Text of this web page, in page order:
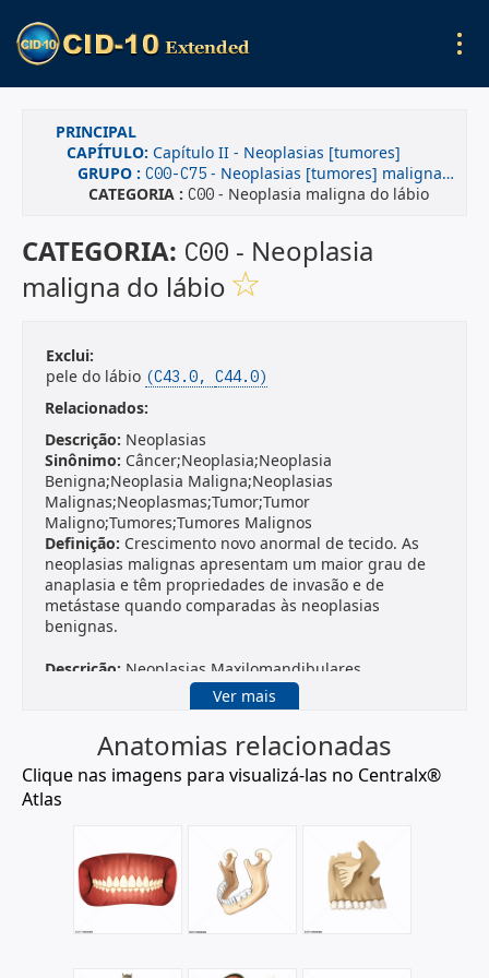
PRINCIPAL
CAPÍTULO: Capítulo II - Neoplasias [tumores]
GRUPO : C00-C75 - Neoplasias [tumores] malignas(os), declaradas ou presumidas como primárias, de localizações especificadas, exceto dos tecidos linfático, hematopoético e tecidos correlatos
CATEGORIA : C00 - Neoplasia maligna do lábio
CATEGORIA: C00 - Neoplasia
maligna do lábio
Exclui:
pele do lábio (C43.0, C44.0)
Relacionados:
Descrição: Neoplasias
Sinônimo: Câncer;Neoplasia;Neoplasia
Benigna;Neoplasia Maligna;Neoplasias
Malignas;Neoplasmas;Tumor;Tumor
Maligno;Tumores;Tumores Malignos
Definição: Crescimento novo anormal de tecido. As
neoplasias malignas apresentam um maior grau de
anaplasia e têm propriedades de invasão e de
metástase quando comparadas às neoplasias
benignas.
Descrição: Neoplasias Maxilomandibulares
Câncer de Mandíbula e Maxilar;Câncer
Câncer ou tumores inespecíficos da
MAXILAouMANDÍBULA. Para neoplasias da maxila há
o termo NEOPLASIASMAXILARESe para a mandíbula
há o termo NEOPLASIAS MANDIBULARES.
Definição:Tumores ou câncer da MANDÍBULA
Descrição:Neoplasias Bucais
Câncer Bucal;Câncer da Boca;Câncer da
Cavidade Bucal;Câncer da Cavidade Oral;Câncer de
Ver mais
Anatomias relacionadas
Clique nas imagens para visualizá-las no Centralx®
Atlas